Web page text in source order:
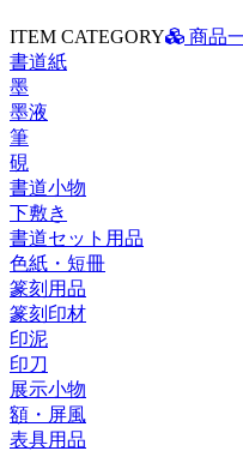
ITEM CATEGORY
商品
書道紙
墨
墨液
筆
硯
書道小物
下敷き
書道セット用品
色紙・短冊
篆刻用品
篆刻印材
印泥
印刀
展示小物
額・屏風
表具用品